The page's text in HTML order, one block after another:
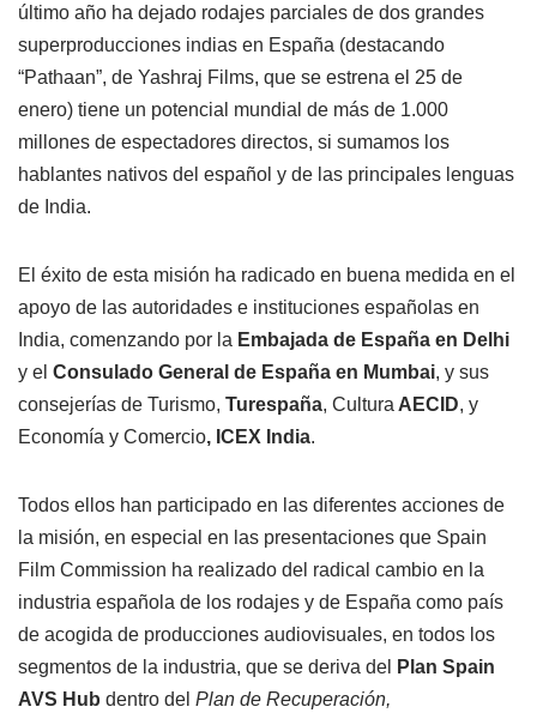
último año ha dejado rodajes parciales de dos grandes
superproducciones indias en España (destacando
“Pathaan”, de Yashraj Films, que se estrena el 25 de
enero) tiene un potencial mundial de más de 1.000
millones de espectadores directos, si sumamos los
hablantes nativos del español y de las principales lenguas
de India.
El éxito de esta misión ha radicado en buena medida en el
apoyo de las autoridades e instituciones españolas en
India, comenzando por la Embajada de España en Delhi
y el Consulado General de España en Mumbai, y sus
consejerías de Turismo, Turespaña, Cultura AECID, y
Economía y Comercio, ICEX India.
Todos ellos han participado en las diferentes acciones de
la misión, en especial en las presentaciones que Spain
Film Commission ha realizado del radical cambio en la
industria española de los rodajes y de España como país
de acogida de producciones audiovisuales, en todos los
segmentos de la industria, que se deriva del
Plan Spain
AVS Hub dentro del Plan de Recuperación,